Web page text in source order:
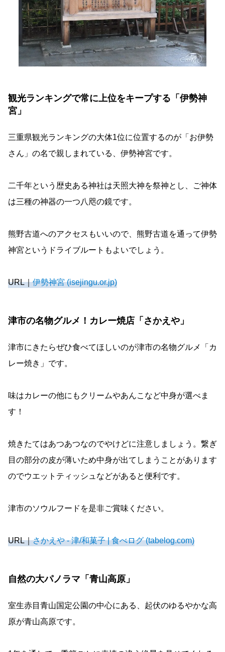
観光ランキングで常に上位をキープする「伊勢神
宮」
三重県観光ランキングの大体1位に位置するのが「お伊勢
さん」の名で親しまれている、伊勢神宮です。
二千年という歴史ある神社は天照大神を祭神とし、ご神体
は三種の神器の一つ八咫の鏡です。
熊野古道へのアクセスもいいので、熊野古道を通って伊勢
神宮というドライブルートもよいでしょう。
URL｜伊勢神宮 (isejingu.or.jp)
津市の名物グルメ！カレー焼店「さかえや」
津市にきたらぜひ食べてほしいのが津市の名物グルメ「カ
レー焼き」です。
味はカレーの他にもクリームやあんこなど中身が選べま
す！
焼きたてはあつあつなのでやけどに注意しましょう。繋ぎ
目の部分の皮が薄いため中身が出てしまうことがあります
のでウエットティッシュなどがあると便利です。
津市のソウルフードを是非ご賞味ください。
URL｜さかえや - 津/和菓子 | 食べログ (tabelog.com)
自然の大パノラマ「青山高原」
室生赤目青山国定公園の中心にある、起伏のゆるやかな高
原が青山高原です。